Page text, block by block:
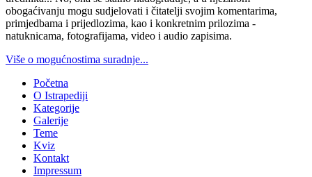
obogaćivanju mogu sudjelovati i čitatelji svojim komentarima,
primjedbama i prijedlozima, kao i konkretnim prilozima -
natuknicama, fotografijama, video i audio zapisima.
Više o mogućnostima suradnje...
Početna
O Istrapediji
Kategorije
Galerije
Teme
Kviz
Kontakt
Impressum